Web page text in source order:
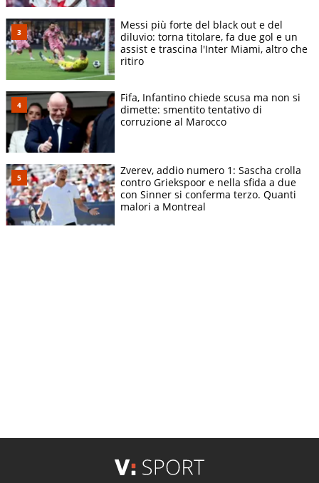
Messi più forte del black out e del
diluvio: torna titolare, fa due gol e un
assist e trascina l'Inter Miami, altro che
ritiro
Fifa, Infantino chiede scusa ma non si
dimette: smentito tentativo di
corruzione al Marocco
Zverev, addio numero 1: Sascha crolla
contro Griekspoor e nella sfida a due
con Sinner si conferma terzo. Quanti
malori a Montreal